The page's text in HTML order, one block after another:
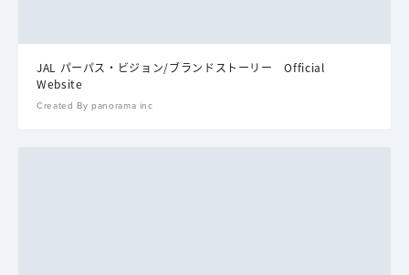
JAL パーパス・ビジョン/ブランドストーリー Official
Website
Created By panorama inc